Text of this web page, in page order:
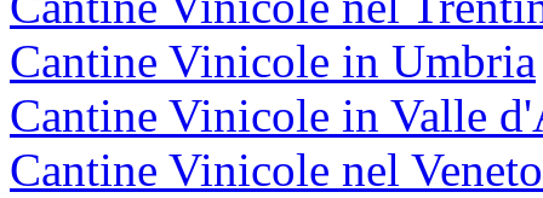
Cantine Vinicole in Umbria
Cantine Vinicole in Valle
Cantine Vinicole nel Veneto